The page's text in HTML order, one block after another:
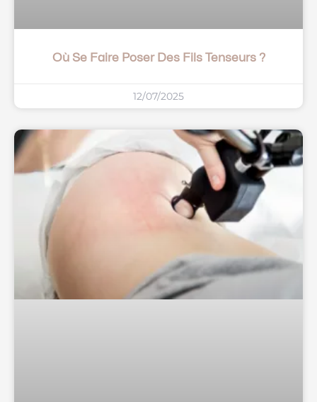
Où Se Faire Poser Des Fils Tenseurs ?
12/07/2025